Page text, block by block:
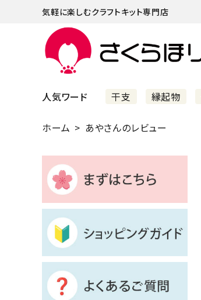
気軽に楽しむクラフトキット専門店
人気ワード 干支 縁起物
まずはこちら
ショッピングガイド
よくあるご質問
すべての商品
新着商品
診断チャート
ホーム あやさんのレビュー